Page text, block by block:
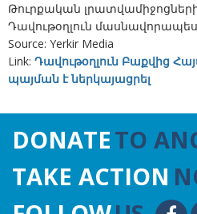
Թուրքական
Դավութօղլուն
Source: Yerkir Media
Link: Դավութօղլուն Բաքվից
պայման է ներկայացրել
DONATETO
TAKE ACTION